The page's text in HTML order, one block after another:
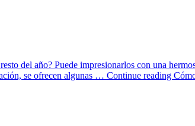
del año? Puede impresionarlos con una
se ofrecen algunas … Continue reading